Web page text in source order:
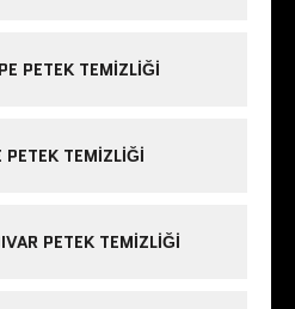
PETEK TEMIZLIĞI
PETEK TEMIZLIĞI
PETEK TEMIZLIĞI